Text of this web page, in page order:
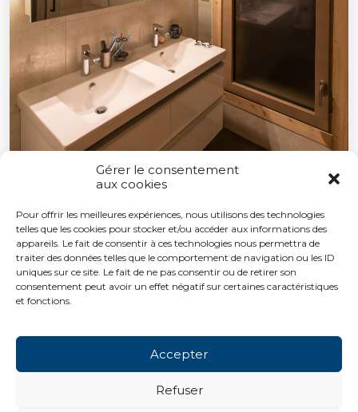
Gérer le consentement
aux cookies
Pour offrir les meilleures expériences, nous utilisons des technologies
telles que les cookies pour stocker et/ou accéder aux informations des
appareils. Le fait de consentir à ces technologies nous permettra de
traiter des données telles que le comportement de navigation ou les ID
uniques sur ce site. Le fait de ne pas consentir ou de retirer son
consentement peut avoir un effet négatif sur certaines caractéristiques
et fonctions.
Accepter
Refuser